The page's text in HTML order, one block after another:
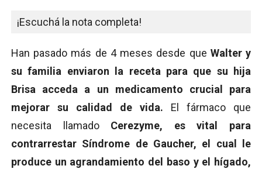
¡Escuchá la nota completa!
Han pasado más de 4 meses desde que Walter y
su familia enviaron la receta para que su hija
Brisa acceda a un medicamento crucial para
mejorar su calidad de vida. El fármaco que
necesita llamado Cerezyme, es vital para
contrarrestar Síndrome de Gaucher, el cual le
produce un agrandamiento del baso y el hígado,